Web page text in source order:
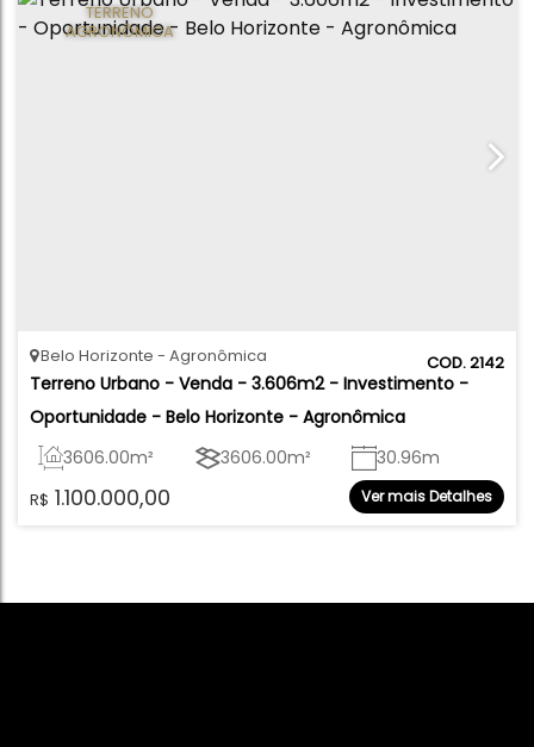
TERRENO
AGRONÔMICA
2142
Terreno Urbano - Venda - 3.606m2 - Investimento -
Oportunidade - Belo Horizonte - Agronômica
R$ 1.100.000,00
Belo Horizonte Agronômica
3606.00m² 3606.00m² 30.96m
15.64m 145.71m
Ver mais Detalhes